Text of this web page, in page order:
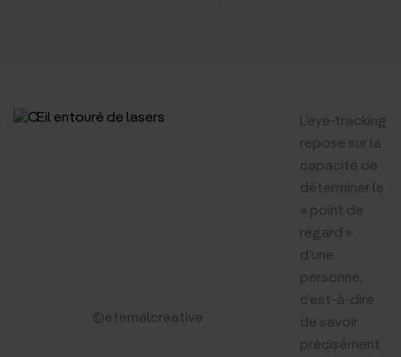
©eternalcreative
L’eye-tracking
repose sur la
capacité de
déterminer le
« point de
regard »
d’une
personne,
c’est-à-dire
de savoir
précisément